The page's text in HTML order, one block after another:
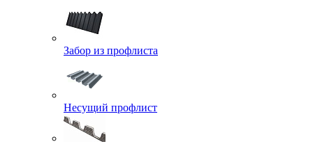
Забор из профлиста
Несущий профлист